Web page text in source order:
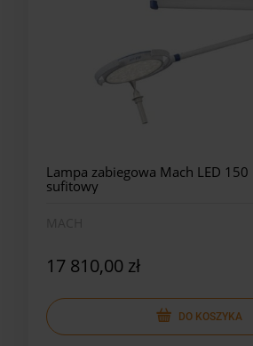
Lampa zabiegowa Mach LED 150
sufitowy
17 810,00 zł
DO KOSZYKA